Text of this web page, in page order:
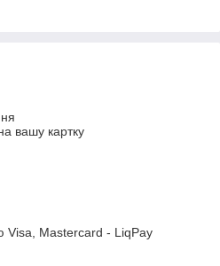
вашу картку
Visa, Mastercard - LiqPay